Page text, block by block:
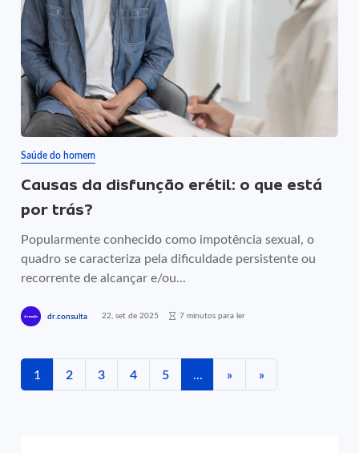
Saúde do homem
Causas da disfunção erétil: o que está
por trás?
Popularmente conhecido como impotência sexual, o
quadro se caracteriza pela dificuldade persistente ou
recorrente de alcançar e/ou...
dr.consulta 22, set de 2025 7 minutos para ler
1 2 3 4 5 ... » »